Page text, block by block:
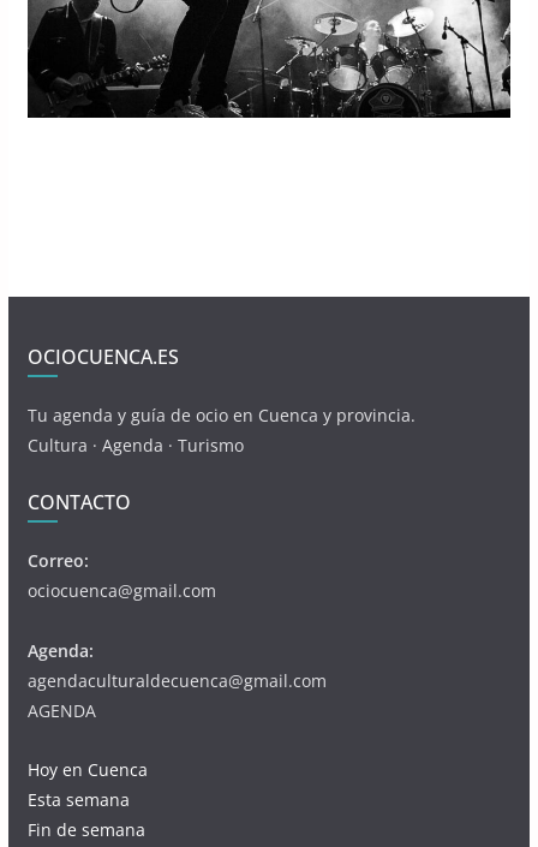
OCIOCUENCA.ES
Tu agenda y guía de ocio en Cuenca y provincia.
Cultura · Agenda · Turismo
CONTACTO
Correo:
ociocuenca@gmail.com
Agenda:
agendaculturaldecuenca@gmail.com
AGENDA
Hoy en Cuenca
Esta semana
Fin de semana